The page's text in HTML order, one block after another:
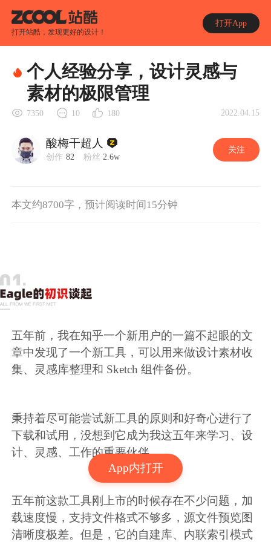
打开站酷，发现更好的设计！
打开App
App内打开
个人经验分享，设计灵感与
素材的极限管理
7350 10 180 2022.04.15
酸梅干超人
创作 82 粉丝 2.6w
关注
本文约8700字，预计阅读时间15分钟
五年前，我在知乎一个新用户的一篇不起眼的文
章中发现了一个新工具，可以用来做设计素材收
集、灵感库整理和 Sketch 组件备份。
秉持着尽可能尝试新工具的原则和好奇心进行了
下载和试用，没想到它成为我这五年来学习、设
计、灵感、工作的重要伙伴。
五年前这款工具刚上市的时候存在不少问题，加
载速度慢，支持文件格式不够多，源文件预览图
清晰度极差。但是，它的自建库、内联索引模式